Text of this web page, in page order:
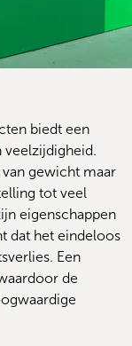
biedt een
veelzijdigheid.
gewicht maar
tot veel
eigenschappen
dat het eindeloos
Een
de